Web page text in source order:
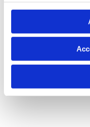
Ich erkläre,
habe